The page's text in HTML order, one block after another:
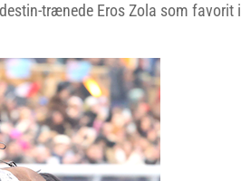
trænede Eros Zola som favorit i